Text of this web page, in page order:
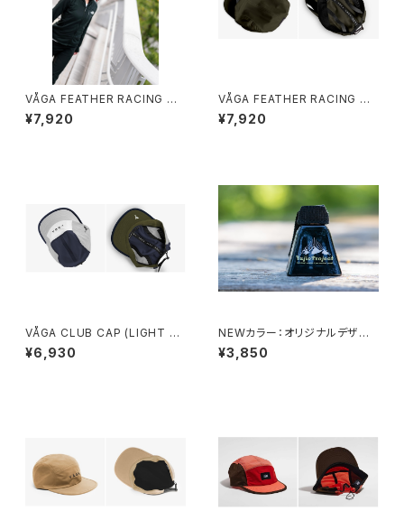
VÅGA FEATHER RACING CA
P (NEON ORANGE/PLUM)
¥7,920
VÅGA FEATHER RACING CA
P (MOSS GREEN / BLACK)
¥7,920
VÅGA CLUB CAP (LIGHT G
REY / WHITE / NAVY BLUE /
DARK MOSS GREEN)
¥6,930
NEWカラー：オリジナルデザイ
ンのカウベル
¥3,850